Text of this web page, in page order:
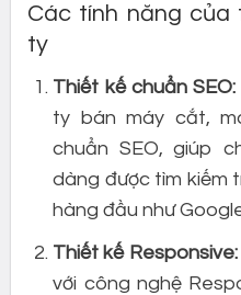
Các tính năng của
ty
Thiết kế chuẩn SEO:
ty bán máy cắt,
chuẩn SEO, giúp
dàng được tìm kiếm
hàng đầu như
Thiết kế Responsive:
với công nghệ